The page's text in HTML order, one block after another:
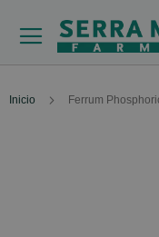
Inicio Ferrum